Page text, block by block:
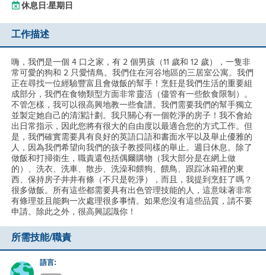
休息日:星期日
工作描述
嗨，我們是一個 4 口之家，有 2 個男孩（11 歲和 12 歲），一隻非
常可愛的狗和 2 只愛情鳥。我們住在河谷地區的三居室公寓。我們
正在尋找一位經驗豐富且會做飯的幫手！烹飪是我們生活的重要組
成部分，我們在食物類型方面非常靈活（儘管有一些飲食限制）。
不管怎樣，我可以很高興地教一些食譜。我們需要我們的幫手獨立
並製定她自己的清潔計劃。我只關心有一個乾淨的房子！我不會給
出日常指示，因此您將有很大的自由度以最適合您的方式工作。但
是，我們確實需要具有良好的英語口語和書面水平以及舉止優雅的
人，因為我們希望向我們的孩子教授同樣的舉止。週日休息。除了
做飯和打掃衛生，職責還包括偶爾購物（我大部分是在網上做
的）、洗衣、洗車、散步、洗澡和餵狗、餵鳥、跟踪冰箱裡的東
西、保持房子井井有條（不只是乾淨），而且，我提到烹飪了嗎？
很多做飯。所有這些都需要具有出色管理技能的人，這意味著非常
有條理並且能夠一次處理很多事情。如果您沒有這些品質，請不要
申請。除此之外，很高興認識你！
所需技能/職責
語言: